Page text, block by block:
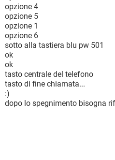
opzione 4
opzione 5
opzione 1
opzione 6
sotto alla tastiera blu pw 501
ok
ok
tasto centrale del telefono
tasto di fine chiamata...
:)
dopo lo spegnimento bisogna